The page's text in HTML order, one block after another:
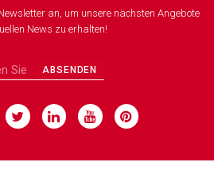
an, um unsere nächsten Angebote
News zu erhalten!
ABSENDEN